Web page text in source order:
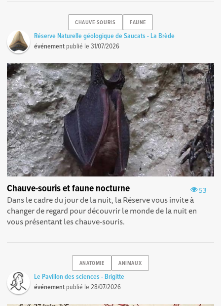
CHAUVE-SOURIS FAUNE
Réserve Naturelle géologique de Saucats - La Brède
événement publié le31/07/2026
53
Chauve-souris et faune nocturne
Dans le cadre du jour de la nuit, la Réserve vous invite à
changer de regard pour découvrir le monde de la nuit en
vous présentant les chauve-souris.
ANATOMIE ANIMAUX
Le Pavillon des sciences - Brigitte
événement publié le28/07/2026